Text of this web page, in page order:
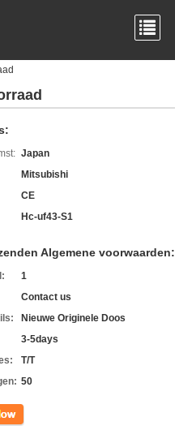
Japan
Mitsubishi
CE
Hc-uf43-S1
Algemene voorwaarden:
1
Contact us
Nieuwe Originele Doos
3-5days
T/T
50